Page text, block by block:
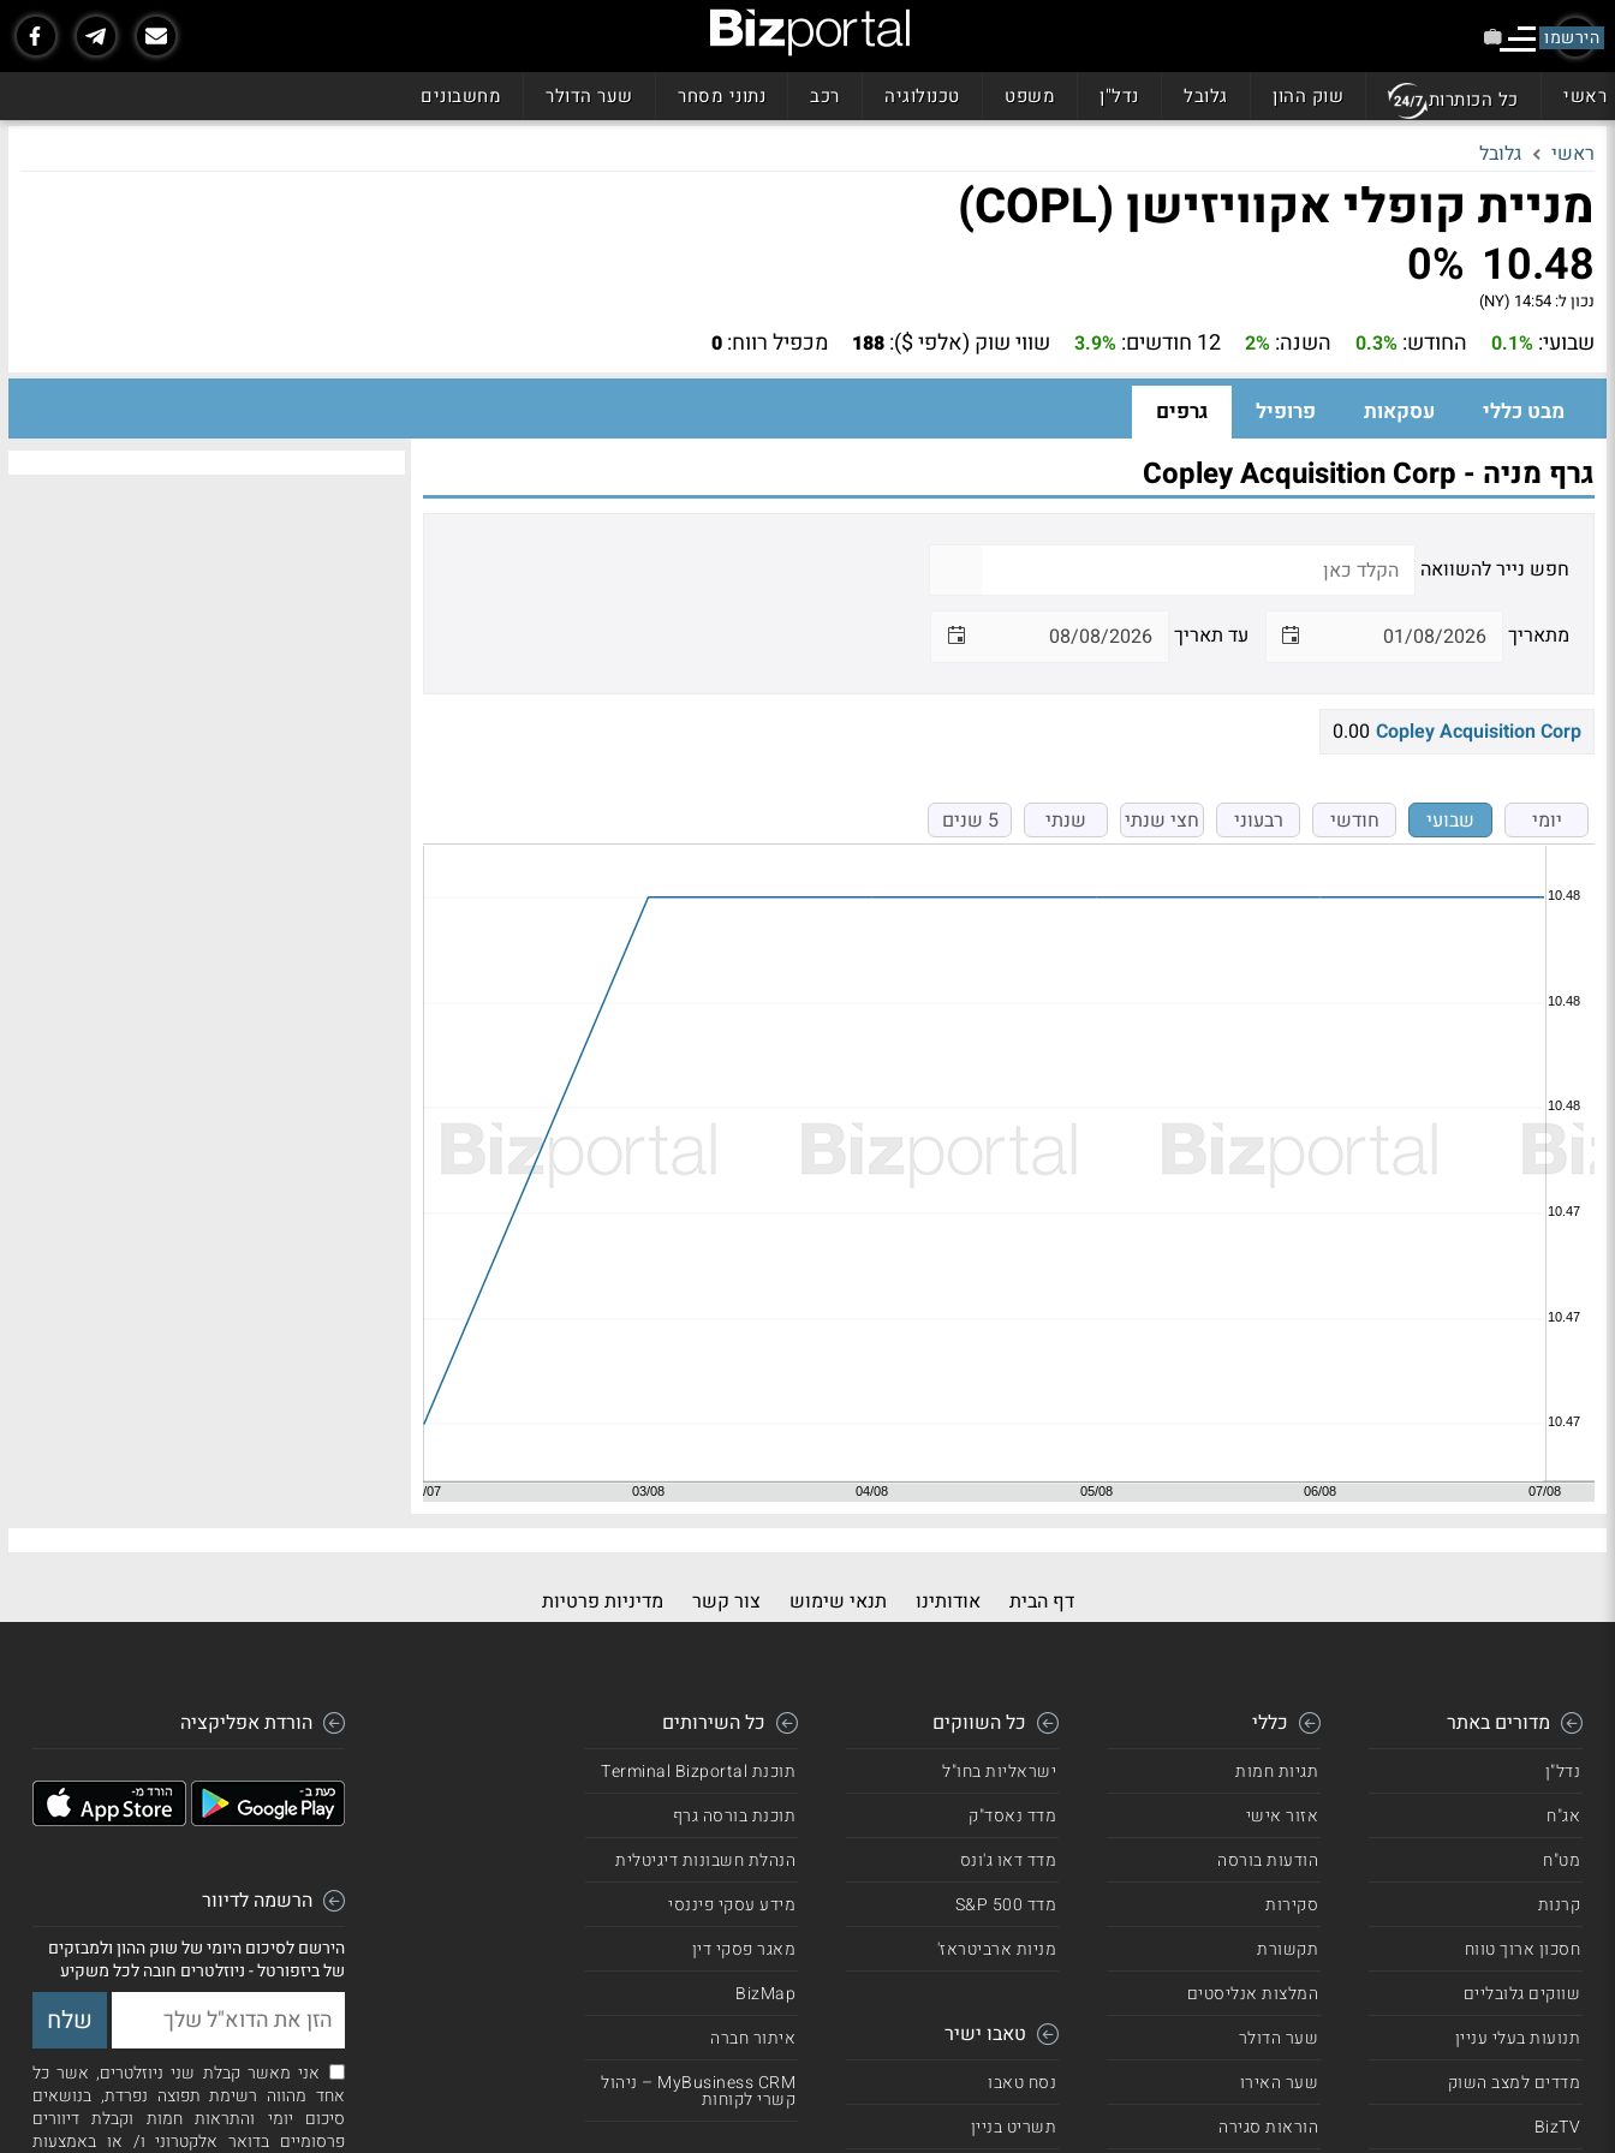
הירשמו
ראשי כל הכותרות שוק ההון גלובל נדל"ן משפט טכנולוגיה רכב נתוני מסחר שער הדולר מחשבונים
ראשי גלובל
מניית קופלי אקוויזישן (COPL)
10.48
0%
נכון ל: 14:54 (NY)
שבועי: 0.1% החודש: 0.3% השנה: 2% 12 חודשים: 3.9% שווי שוק (אלפי $): 188 מכפיל רווח: 0
מבט כללי עסקאות פרופיל גרפים
גרף מניה - Copley Acquisition Corp
חפש נייר להשוואה
מתאריך עד תאריך
Copley Acquisition Corp
0.00
יומי שבועי חודשי רבעוני חצי שנתי שנתי 5 שנים
דף הבית אודותינו תנאי שימוש צור קשר מדיניות פרטיות
מדורים באתר
נדל"ן
אג"ח
מט"ח
קרנות
חסכון ארוך טווח
שווקים גלובליים
תנועות בעלי עניין
מדדים למצב השוק
BizTV
כללי
תגיות חמות
אזור אישי
הודעות בורסה
סקירות
תקשורת
המלצות אנליסטים
שער הדולר
שער האירו
הוראות סגירה
כל השווקים
ישראליות בחו"ל
מדד נאסד"ק
מדד דאו ג'ונס
מדד 500 S&P
מניות ארביטראז'
טאבו ישיר
נסח טאבו
תשריט בניין
כל השירותים
תוכנת Terminal Bizportal
תוכנת בורסה גרף
הנהלת חשבונות דיגיטלית
מידע עסקי פיננסי
מאגר פסקי דין
BizMap
איתור חברה
MyBusiness CRM – ניהול
קשרי לקוחות
הורדת אפליקציה
הרשמה לדיוור
הירשם לסיכום היומי של שוק ההון ולמבזקים
של ביזפורטל - ניוזלטרים חובה לכל משקיע
אני מאשר קבלת שני ניוזלטרים, אשר כל
אחד מהווה רשימת תפוצה נפרדת, בנושאים
סיכום יומי והתראות חמות וקבלת דיוורים
פרסומיים בדואר אלקטרוני ו/ או באמצעות